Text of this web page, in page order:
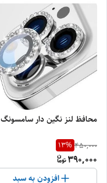
محافظ لنز نگین دار سامسونگ
450,000
13%
390,000
افزودن به سبد